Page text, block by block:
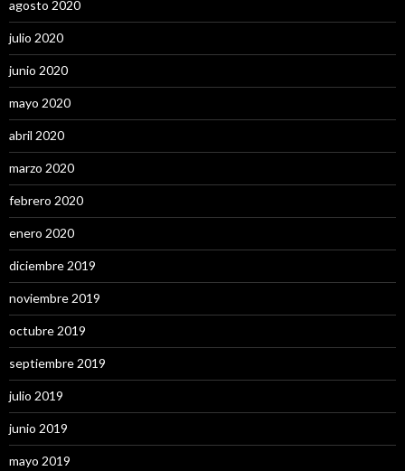
agosto 2020
julio 2020
junio 2020
mayo 2020
abril 2020
marzo 2020
febrero 2020
enero 2020
diciembre 2019
noviembre 2019
octubre 2019
septiembre 2019
julio 2019
junio 2019
mayo 2019